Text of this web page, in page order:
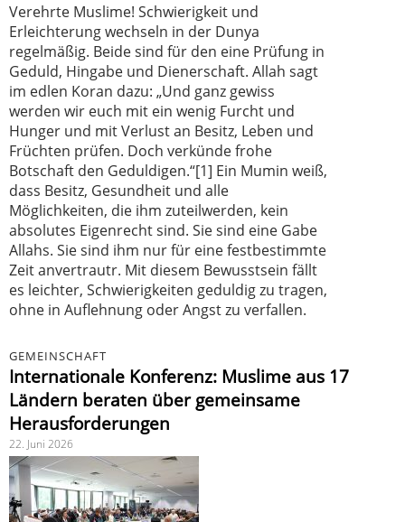
Verehrte Muslime! Schwierigkeit und
Erleichterung wechseln in der Dunya
regelmäßig. Beide sind für den eine Prüfung in
Geduld, Hingabe und Dienerschaft. Allah sagt
im edlen Koran dazu: „Und ganz gewiss
werden wir euch mit ein wenig Furcht und
Hunger und mit Verlust an Besitz, Leben und
Früchten prüfen. Doch verkünde frohe
Botschaft den Geduldigen.“[1] Ein Mumin weiß,
dass Besitz, Gesundheit und alle
Möglichkeiten, die ihm zuteilwerden, kein
absolutes Eigenrecht sind. Sie sind eine Gabe
Allahs. Sie sind ihm nur für eine festbestimmte
Zeit anvertrautr. Mit diesem Bewusstsein fällt
es leichter, Schwierigkeiten geduldig zu tragen,
ohne in Auflehnung oder Angst zu verfallen.
GEMEINSCHAFT
Internationale Konferenz: Muslime aus 17
Ländern beraten über gemeinsame
Herausforderungen
22. Juni 2026